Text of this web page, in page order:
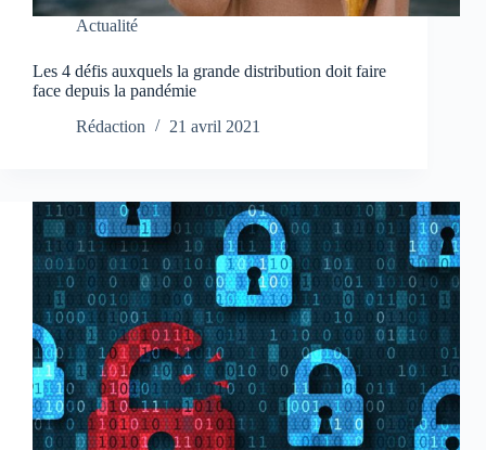
Actualité
Les 4 défis auxquels la grande distribution doit faire
face depuis la pandémie
Rédaction
21 avril 2021